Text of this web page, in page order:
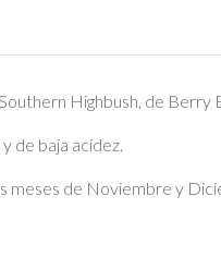
Highbush, de
de baja acidez.
de Noviembre y